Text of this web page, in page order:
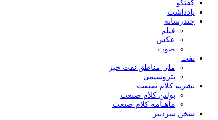
گفتگو
یادداشت
چندرسانه
فیلم
عکس
صوت
نفت
ملی مناطق نفت خیز
پتروشیمی
نشریه کلام صنعت
بولتن کلام صنعت
ماهنامه کلام صنعت
سخن سردبیر